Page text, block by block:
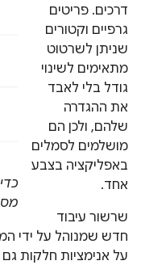
דרכים. פריטים
גרפיים וקטורים
שניתן לשרטוט
מתאימים לשינוי
גודל בלי לאבד
את ההגדרה
שלהם, ולכן הם
מושלמים לסמלים
באפליקציה בצבע
אחד.
שרשור עיבוד
חדש שמנוהל על ידי
על אנימציות חלקות